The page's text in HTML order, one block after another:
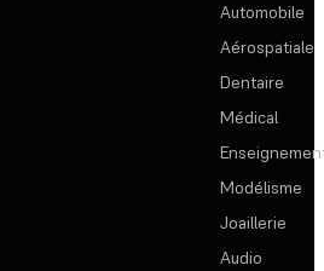
Automobile
Aérospatiale
Dentaire
Médical
Modélisme
Joaillerie
Audio